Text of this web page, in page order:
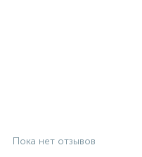
Пока нет отзывов